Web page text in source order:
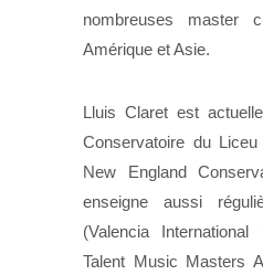
nombreuses master
Amérique et Asie.
Lluis Claret est
Conservatoire du
New England
enseigne aussi
(Valencia
Talent Music Masters